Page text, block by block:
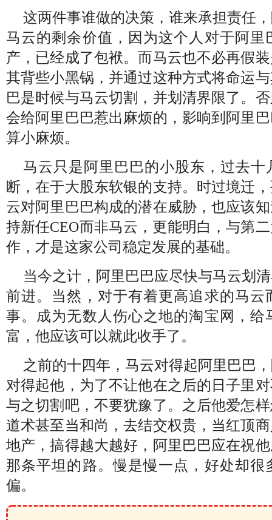
这两件事谁做的决策，谁来承担责任
马云的剩余价值，因为这个人对于阿里
产，已经成了包袱。而马云也不必再假
其背些小黑锅，并通过这种方式将命运
巴是时候与马云切割，并划清界限了。
会给阿里巴巴惹出麻烦的，影响到阿里
算小麻烦。
马云只是阿里巴巴的小股东，过去十
断，在于大股东软银的支持。时过境迁
云对阿里巴巴构成的潜在威胁，也应该
持新任CEO而非马云，更能明白，与第
作，才是这家公司稳定发展的基础。
当今之计，阿里巴巴应尽快与马云划
前进。当然，对于有着更高追求的马云
事。成为无数人伤心之地的淘宝网，给
富，他应该可以就此收手了。
之前的十四年，马云对得起阿里巴巴
对得起他，为了不让他在之后的日子里
与之切割吧，不要犹豫了。之后他爱怎
道术甚至当和尚，去结交权贵，当红顶
地产，搞得越大越好，阿里巴巴应在祝
那条平坦的路。慢是慢一点，好处却很
偏。